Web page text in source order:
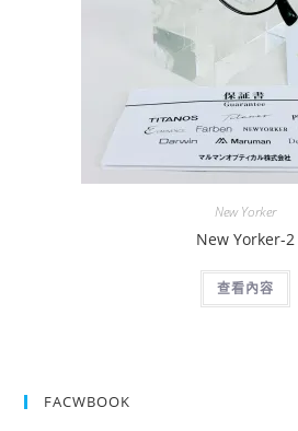
New Yorker
New Yorker-2
查看內容
FACWBOOK